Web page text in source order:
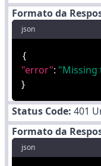
Formato da
json
{
"error":
}
Status Code: 401
Formato da
json